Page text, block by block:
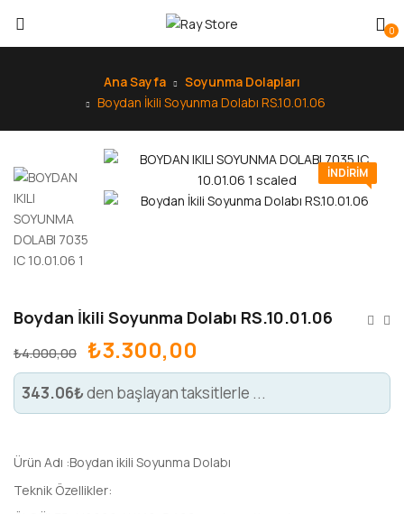
0
Ana Sayfa
Soyunma Dolapları
Boydan İkili Soyunma Dolabı RS.10.01.06
INDIRIM
Boydan İkili Soyunma Dolabı RS.10.01.06
₺4.000,00 ₺3.300,00
343.06₺den başlayan taksitlerle ...
Ürün Adı :Boydan ikili Soyunma Dolabı
Teknik Özellikler: